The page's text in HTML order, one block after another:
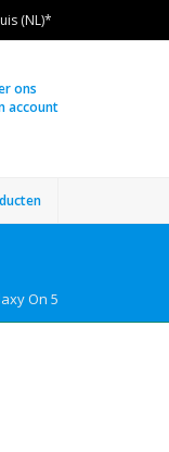
(NL)*
ons
account
On 5